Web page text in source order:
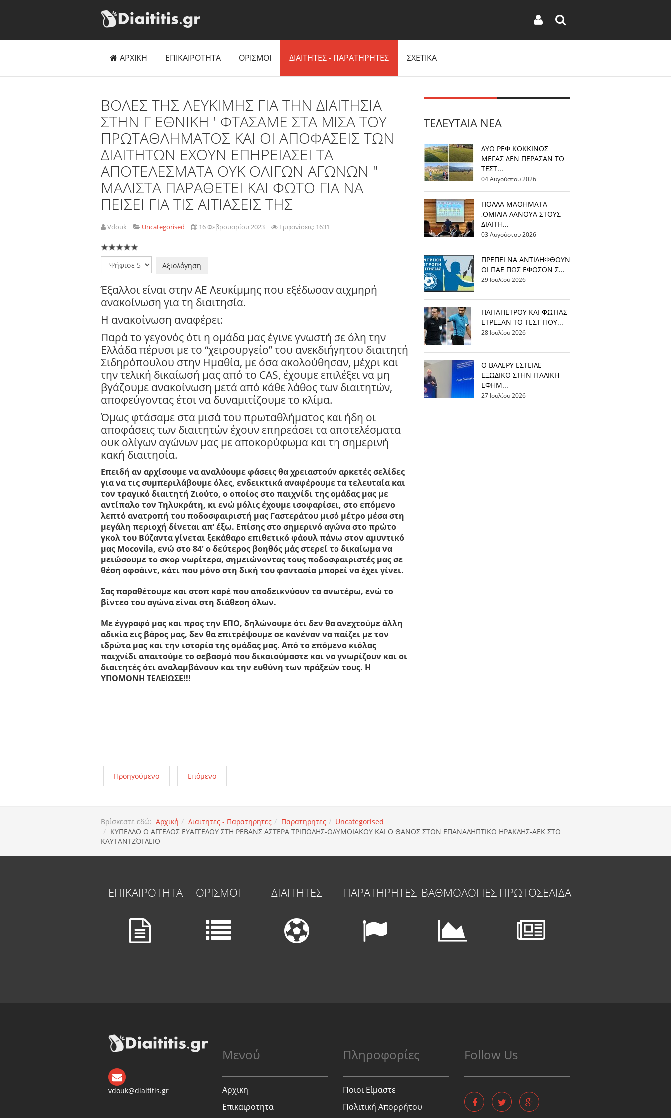
ΑΡΧΙΚΗ ΕΠΙΚΑΙΡΟΤΗΤΑ ΟΡΙΣΜΟΙ ΔΙΑΙΤΗΤΕΣ - ΠΑΡΑΤΗΡΗΤΕΣ ΣΧΕΤΙΚΑ
ΒΟΛΕΣ ΤΗΣ ΛΕΥΚΙΜΗΣ ΓΙΑ ΤΗΝ ΔΙΑΙΤΗΣΙΑ
ΣΤΗΝ Γ ΕΘΝΙΚΗ ' ΦΤΑΣΑΜΕ ΣΤΑ ΜΙΣΑ ΤΟΥ
ΠΡΩΤΑΘΛΗΜΑΤΟΣ ΚΑΙ ΟΙ ΑΠΟΦΑΣΕΙΣ ΤΩΝ
ΔΙΑΙΤΗΤΩΝ ΕΧΟΥΝ ΕΠΗΡΕΙΑΣΕΙ ΤΑ
ΑΠΟΤΕΛΕΣΜΑΤΑ ΟΥΚ ΟΛΙΓΩΝ ΑΓΩΝΩΝ "
ΜΑΛΙΣΤΑ ΠΑΡΑΘΕΤΕΙ ΚΑΙ ΦΩΤΟ ΓΙΑ ΝΑ
ΠΕΙΣΕΙ ΓΙΑ ΤΙΣ ΑΙΤΙΑΣΕΙΣ ΤΗΣ
Vdouk Uncategorised 16 Φεβρουαρίου 2023 Εμφανίσεις: 1631
Παρακαλώ
αξιολογήστε
Έξαλλοι είναι στην ΑΕ Λευκίμμης που εξέδωσαν αιχμηρή
ανακοίνωση για τη διαιτησία.
Η ανακοίνωση αναφέρει:
Παρά το γεγονός ότι η ομάδα μας έγινε γνωστή σε όλη την
Ελλάδα πέρυσι με το “χειρουργείο” του ανεκδιήγητου διαιτητή
Σιδηρόπουλου στην Ημαθία, με όσα ακολούθησαν, μέχρι και
την τελική δικαίωσή μας από το CAS, έχουμε επιλέξει να μη
βγάζουμε ανακοίνωση μετά από κάθε λάθος των διαιτητών,
αποφεύγοντας έτσι να δυναμιτίζουμε το κλίμα.
Όμως φτάσαμε στα μισά του πρωταθλήματος και ήδη οι
αποφάσεις των διαιτητών έχουν επηρεάσει τα αποτελέσματα
ουκ ολίγων αγώνων μας με αποκορύφωμα και τη σημερινή
κακή διαιτησία.
Επειδή αν αρχίσουμε να αναλύουμε φάσεις θα χρειαστούν αρκετές σελίδες
για να τις συμπεριλάβουμε όλες, ενδεικτικά αναφέρουμε τα τελευταία και
τον τραγικό διαιτητή Ζιούτο, ο οποίος στο παιχνίδι της ομάδας μας με
αντίπαλο τον Τηλυκράτη, κι ενώ μόλις έχουμε ισοφαρίσει, στο επόμενο
λεπτό ανατροπή του ποδοσφαιριστή μας Γαστεράτου μισό μέτρο μέσα στη
μεγάλη περιοχή δίνεται απ’ έξω. Επίσης στο σημερινό αγώνα στο πρώτο
γκολ του Βύζαντα γίνεται ξεκάθαρο επιθετικό φάουλ πάνω στον αμυντικό
μας Mocovila, ενώ στο 84′ ο δεύτερος βοηθός μάς στερεί το δικαίωμα να
μειώσουμε το σκορ νωρίτερα, σημειώνοντας τους ποδοσφαιριστές μας σε
θέση οφσάιντ, κάτι που μόνο στη δική του φαντασία μπορεί να έχει γίνει.
Σας παραθέτουμε και στοπ καρέ που αποδεικνύουν τα ανωτέρω, ενώ το
βίντεο του αγώνα είναι στη διάθεση όλων.
Με έγγραφό μας και προς την ΕΠΟ, δηλώνουμε ότι δεν θα ανεχτούμε άλλη
αδικία εις βάρος μας, δεν θα επιτρέψουμε σε κανέναν να παίζει με τον
ιδρώτα μας και την ιστορία της ομάδας μας. Από το επόμενο κιόλας
παιχνίδι απαιτούμε το σεβασμό που δικαιούμαστε και να γνωρίζουν και οι
διαιτητές ότι αναλαμβάνουν και την ευθύνη των πράξεών τους. Η
ΥΠΟΜΟΝΗ ΤΕΛΕΙΩΣΕ!!!
Προηγούμενο Επόμενο
ΤΕΛΕΥΤΑΊΑ ΝΈΑ
ΔΥΟ ΡΕΦ ΚΟΚΚΙΝΟΣ
ΜΕΓΑΣ ΔΕΝ ΠΕΡΑΣΑΝ ΤΟ
ΤΕΣΤ...
04 Αυγούστου 2026
ΠΟΛΛΑ ΜΑΘΗΜΑΤΑ
,ΟΜΙΛΙΑ ΛΑΝΟΥΑ ΣΤΟΥΣ
ΔΙΑΙΤΗ...
03 Αυγούστου 2026
ΠΡΕΠΕΙ ΝΑ ΑΝΤΙΛΗΦΘΟΥΝ
ΟΙ ΠΑΕ ΠΩΣ ΕΦΟΣΟΝ Σ...
29 Ιουλίου 2026
ΠΑΠΑΠΕΤΡΟΥ ΚΑΙ ΦΩΤΙΑΣ
ΕΤΡΕΞΑΝ ΤΟ ΤΕΣΤ ΠΟΥ...
28 Ιουλίου 2026
Ο ΒΑΛΕΡΥ ΕΣΤΕΙΛΕ
ΕΞΩΔΙΚΟ ΣΤΗΝ ΙΤΑΛΙΚΗ
ΕΦΗΜ...
27 Ιουλίου 2026
Βρίσκεστε εδώ: Αρχική Διαιτητες - Παρατηρητες Παρατηρητες
Uncategorised
ΚΥΠΕΛΛΟ Ο ΑΓΓΕΛΟΣ ΕΥΑΓΓΕΛΟΥ ΣΤΗ ΡΕΒΑΝΣ ΑΣΤΕΡΑ ΤΡΙΠΟΛΗΣ-ΟΛΥΜΟΙΑΚΟΥ ΚΑΙ Ο ΘΑΝΟΣ ΣΤΟΝ ΕΠΑΝΑΛΗΠΤΙΚΟ ΗΡΑΚΛΗΣ-ΑΕΚ ΣΤΟ
ΚΑΥΤΑΝΤΖΌΓΛΕΙΟ
ΕΠΙΚΑΙΡΟΤΗΤΑ ΟΡΙΣΜΟΙ ΔΙΑΙΤΗΤΕΣ ΠΑΡΑΤΗΡΗΤΕΣ ΒΑΘΜΟΛΟΓΙΕΣ ΠΡΩΤΟΣΕΛΙΔΑ
vdouk@diaititis.gr
Μενού
Αρχικη
Επικαιροτητα
Πληροφορίες
Ποιοι Είμαστε
Πολιτική Απορρήτου
Follow Us